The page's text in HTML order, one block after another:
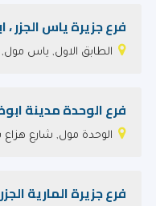
فرع جزيرة ياس الجزر ،
الطابق الاول, ياس
فرع الوحدة مدينة
الوحدة مول, شارع هزاع
فرع جزيرة المارية